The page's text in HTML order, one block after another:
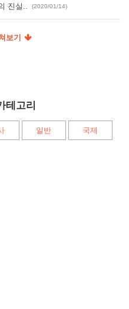
진실.. (2020/01/14)
보기
테고리
일반 국제